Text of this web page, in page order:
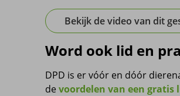
Bekijk de video van dit
Word ook lid en
DPD is er vóór en dóór
devoordelen van een gratis